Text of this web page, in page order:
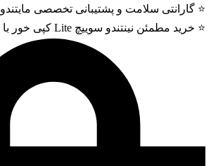
⭐ گارانتی سلامت و پشتیبانی تخصصی مایتندو
⭐ خرید مطمئن نینتندو سوییچ Lite کپی خور با خدمات کامل